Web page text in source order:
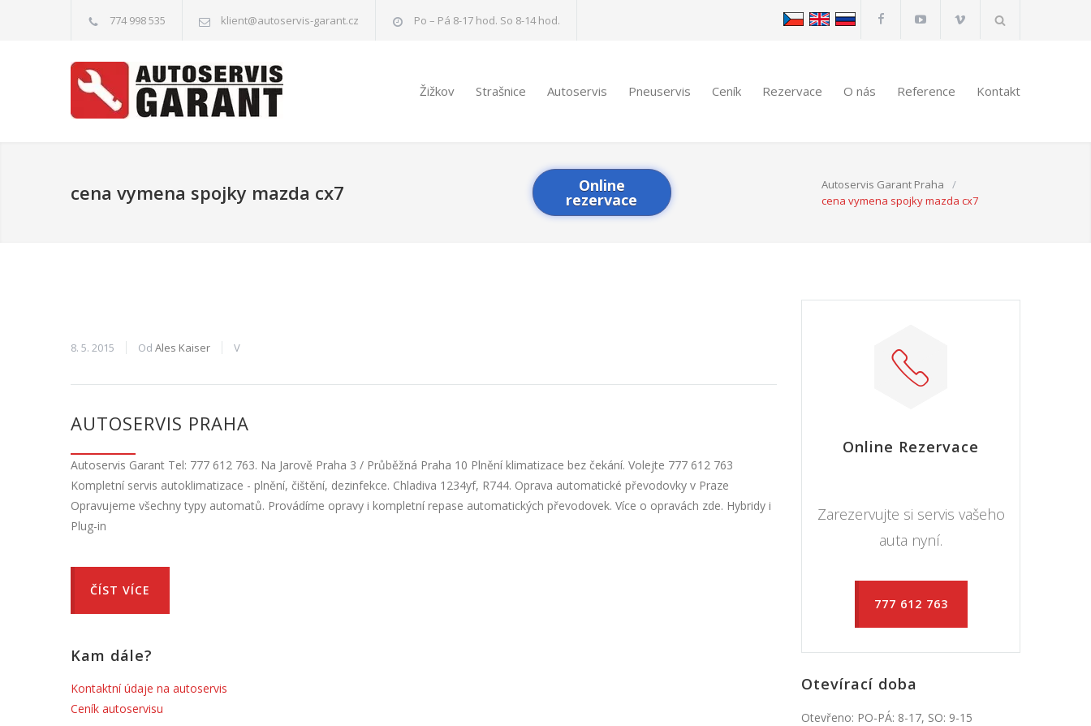
774 998 535 klient@autoservis-garant.cz Po – Pá 8-17 hod. So 8-14 hod.
Žižkov Strašnice Autoservis Pneuservis Ceník Rezervace O nás Reference Kontakt
cena vymena spojky mazda cx7 Online
rezervace
Autoservis Garant Praha
/
cena vymena spojky mazda cx7
8. 5. 2015 Od Ales Kaiser V
AUTOSERVIS PRAHA
Autoservis Garant Tel: 777 612 763. Na Jarově Praha 3 / Průběžná Praha 10 Plnění klimatizace bez čekání. Volejte 777 612 763
Kompletní servis autoklimatizace - plnění, čištění, dezinfekce. Chladiva 1234yf, R744. Oprava automatické převodovky v Praze
Opravujeme všechny typy automatů. Provádíme opravy i kompletní repase automatických převodovek. Více o opravách zde. Hybridy i
Plug-in
ČÍST VÍCE
Kam dále?
Kontaktní údaje na autoservis
Ceník autoservisu
Online Rezervace
Zarezervujte si servis vašeho
auta nyní.
777 612 763
Otevírací doba
Otevřeno: PO-PÁ: 8-17, SO: 9-15